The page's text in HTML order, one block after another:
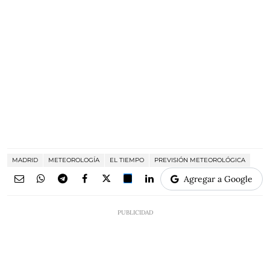
MADRID METEOROLOGÍA EL TIEMPO PREVISIÓN METEOROLÓGICA
Agregar a Google